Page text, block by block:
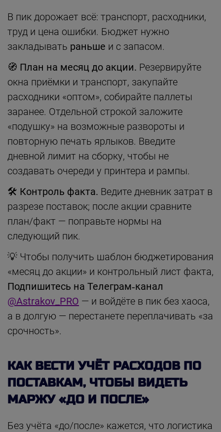
В пик дорожает всё: транспорт, расходники,
труд и цена ошибки. Бюджет нужно
закладывать раньше и с запасом.
🧭 План на месяц до акции. Резервируйте
окна приёмки и транспорт, закупайте
расходники «оптом», собирайте паллеты
заранее. Отдельной строкой заложите
«подушку» на возможные развороты и
повторную печать ярлыков. Введите
дневной лимит на сборку, чтобы не
создавать очереди у принтера и рампы.
🛠 Контроль факта. Ведите дневник затрат в
разрезе поставок; после акции сравните
план/факт — поправьте нормы на
следующий пик.
💡 Чтобы получить шаблон бюджетирования
«месяц до акции» и контрольный лист факта,
Подпишитесь на Телеграм‑канал
@Astrakov_PRO — и войдёте в пик без хаоса,
а в долгую — перестанете переплачивать «за
срочность».
КАК ВЕСТИ УЧЁТ РАСХОДОВ ПО
ПОСТАВКАМ, ЧТОБЫ ВИДЕТЬ
МАРЖУ «ДО И ПОСЛЕ»
Без учёта «до/после» кажется, что логистика